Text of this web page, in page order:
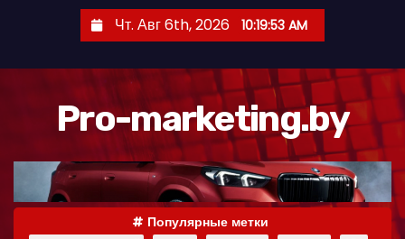
Чт. Авг 6th, 2026 10:19:54 AM
Pro-marketing.by
Популярные метки